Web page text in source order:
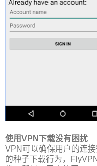
使用VPN下载没有困扰
VPN可以确保用户的连
的种子下载行为，